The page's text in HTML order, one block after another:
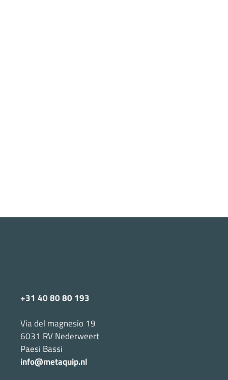
+31 40 80 80 193
Via del magnesio 19
6031 RV Nederweert
Paesi Bassi
info@metaquip.nl